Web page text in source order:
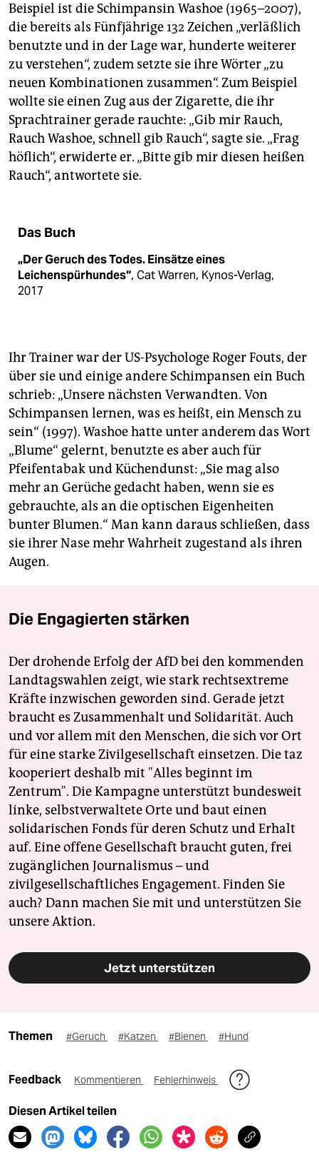
Beispiel ist die Schimpansin Washoe (1965–2007),
die bereits als Fünfjährige 132 Zeichen „verläßlich
benutzte und in der Lage war, hunderte weiterer
zu verstehen“, zudem setzte sie ihre Wörter „zu
neuen Kombinationen zusammen“. Zum Beispiel
wollte sie einen Zug aus der Zigarette, die ihr
Sprachtrainer gerade rauchte: „Gib mir Rauch,
Rauch Washoe, schnell gib Rauch“, sagte sie. „Frag
höflich“, erwiderte er. „Bitte gib mir diesen heißen
Rauch“, antwortete sie.
Das Buch
„Der Geruch des Todes. Einsätze eines
Leichenspürhundes“, Cat Warren, Kynos-Verlag,
2017
Ihr Trainer war der US-Psychologe Roger Fouts, der
über sie und einige andere Schimpansen ein Buch
schrieb: „Unsere nächsten Verwandten. Von
Schimpansen lernen, was es heißt, ein Mensch zu
sein“ (1997). Washoe hatte unter anderem das Wort
„Blume“ gelernt, benutzte es aber auch für
Pfeifentabak und Küchendunst: „Sie mag also
mehr an Gerüche gedacht haben, wenn sie es
gebrauchte, als an die optischen Eigenheiten
bunter Blumen.“ Man kann daraus schließen, dass
sie ihrer Nase mehr Wahrheit zugestand als ihren
Augen.
Die Engagierten stärken
Der drohende Erfolg der AfD bei den kommenden
Landtagswahlen zeigt, wie stark rechtsextreme
Kräfte inzwischen geworden sind. Gerade jetzt
braucht es Zusammenhalt und Solidarität. Auch
und vor allem mit den Menschen, die sich vor Ort
für eine starke Zivilgesellschaft einsetzen. Die taz
kooperiert deshalb mit "Alles beginnt im
Zentrum". Die Kampagne unterstützt bundesweit
linke, selbstverwaltete Orte und baut einen
solidarischen Fonds für deren Schutz und Erhalt
auf. Eine offene Gesellschaft braucht guten, frei
zugänglichen Journalismus – und
zivilgesellschaftliches Engagement. Finden Sie
auch? Dann machen Sie mit und unterstützen Sie
unsere Aktion.
Jetzt unterstützen
Themen #Geruch #Katzen #Bienen #Hund
Feedback Kommentieren Fehlerhinweis
Diesen Artikel teilen